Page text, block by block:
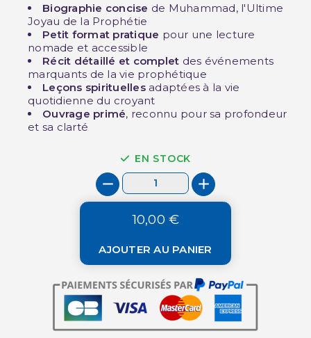
Biographie concise de Muhammad, l'Ultime
Joyau de la Prophétie
Petit format pratique pour une lecture
nomade et accessible
Récit détaillé et complet des événements
marquants de la vie prophétique
Leçons spirituellesadaptées à la vie
quotidienne du croyant
Ouvrage primé, reconnu pour sa profondeur
et sa clarté
EN STOCK
10,00 €
AJOUTER AU PANIER